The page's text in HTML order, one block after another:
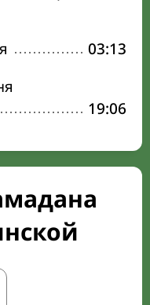
03:13
19:06